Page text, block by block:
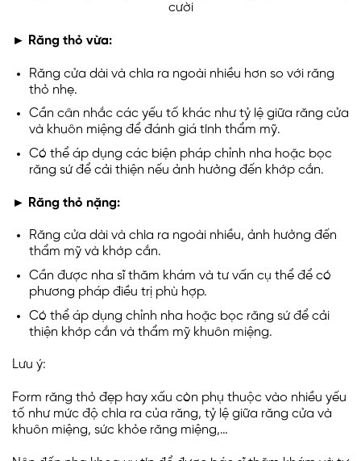
cười
► Răng thỏ vừa:
Răng cửa dài và chìa ra ngoài nhiều hơn so với răng
thỏ nhẹ.
Cần cân nhắc các yếu tố khác như tỷ lệ giữa răng cửa
và khuôn miệng để đánh giá tính thẩm mỹ.
Có thể áp dụng các biện pháp chỉnh nha hoặc bọc
răng sứ để cải thiện nếu ảnh hưởng đến khớp cắn.
► Răng thỏ nặng:
Răng cửa dài và chìa ra ngoài nhiều, ảnh hưởng đến
thẩm mỹ và khớp cắn.
Cần được nha sĩ thăm khám và tư vấn cụ thể để có
phương pháp điều trị phù hợp.
Có thể áp dụng chỉnh nha hoặc bọc răng sứ để cải
thiện khớp cắn và thẩm mỹ khuôn miệng.
Lưu ý:
Form răng thỏ đẹp hay xấu còn phụ thuộc vào nhiều yếu
tố như mức độ chìa ra của răng, tỷ lệ giữa răng cửa và
khuôn miệng, sức khỏe răng miệng,…